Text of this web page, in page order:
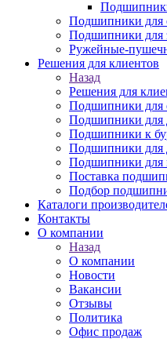
Подшипники для
Подшипники для
Ружейные-
Решения для клиентов
Назад
Решения для
Подшипники для
Подшипники для
Подшипники к
Подшипники для
Подшипники для
Поставка
Подбор
Каталоги
Контакты
О компании
Назад
О компании
Новости
Вакансии
Отзывы
Политика
Офис продаж